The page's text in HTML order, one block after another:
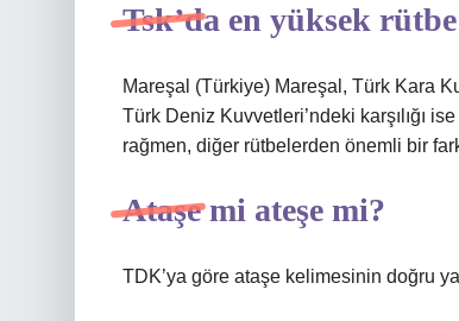
Tsk’da en yüksek
Mareşal (Türkiye) Mareşal, Türk Kara
Türk Deniz Kuvvetleri’ndeki karşılığı
rağmen, diğer rütbelerden önemli bir
Ataşe mi ateşe mi?
TDK’ya göre ataşe kelimesinin doğru